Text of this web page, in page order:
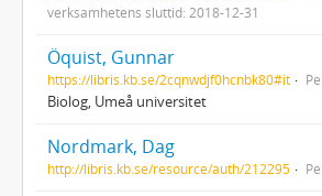
verksamhetens sluttid: 2018-12-31
Öquist, Gunnar
https://libris.kb.se/2cqnwdjf0hcnbk80#it
Biolog, Umeå universitet
Nordmark, Dag
http://libris.kb.se/resource/auth/212295